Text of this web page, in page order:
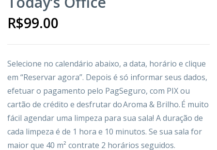
R$99.00
Selecione no calendário abaixo, a data, horário e clique
em “Reservar agora”. Depois é só informar seus dados,
efetuaro pagamento pelo PagSeguro, com PIX ou
cartão de crédito e desfrutar doAroma & Brilho. É muito
fácil agendar uma limpeza para sua sala! A duração de
cada limpeza é de 1 hora e 10 minutos. Se sua sala for
maior que 40 m² contrate 2 horários seguidos.